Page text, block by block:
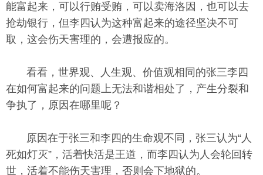
能富起来，可以行贿受贿，可以卖海洛因，也可以去
抢劫银行，但李四认为这种富起来的途径坚决不可
取，这会伤天害理的，会遭报应的。
看看，世界观、人生观、价值观相同的张三李四
在如何富起来的问题上无法和谐相处了，产生分裂和
争执了，原因在哪里呢？
原因在于张三和李四的生命观不同，张三认为“人
死如灯灭”，活着快活是王道，而李四认为人会轮回转
世，活着不能伤天害理，否则会下地狱的。